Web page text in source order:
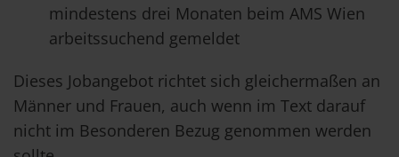
mindestens drei Monaten beim AMS Wien
arbeitssuchend gemeldet
Dieses Jobangebot richtet sich gleichermaßen an
Männer und Frauen, auch wenn im Text darauf
nicht im Besonderen Bezug genommen werden